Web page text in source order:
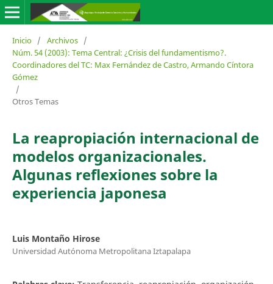
Inicio / Archivos /
Núm. 54 (2003): Tema Central: ¿Crisis del fundamentismo?.
Coordinadores del TC: Max Fernández de Castro, Armando Cíntora
Gómez
/
Otros Temas
La reapropiación internacional de
modelos organizacionales.
Algunas reflexiones sobre la
experiencia japonesa
Luis Montaño Hirose
Universidad Autónoma Metropolitana Iztapalapa